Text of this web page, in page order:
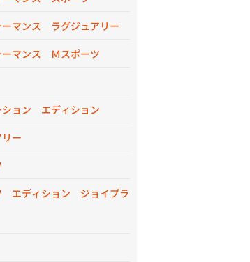
マンス ラグジュアリー
マンス Ｍスポーツ
ョン エディション
ー
エディション ジョイプラ